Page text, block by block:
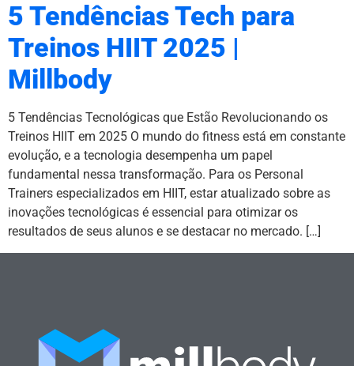
5 Tendências Tech para
Treinos HIIT 2025 |
Millbody
5 Tendências Tecnológicas que Estão Revolucionando os
Treinos HIIT em 2025 O mundo do fitness está em constante
evolução, e a tecnologia desempenha um papel
fundamental nessa transformação. Para os Personal
Trainers especializados em HIIT, estar atualizado sobre as
inovações tecnológicas é essencial para otimizar os
resultados de seus alunos e se destacar no mercado. […]